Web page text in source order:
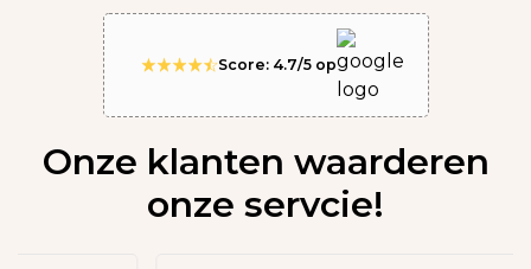
Score: 4.7/5 op
Onze klanten waarderen
onze servcie!